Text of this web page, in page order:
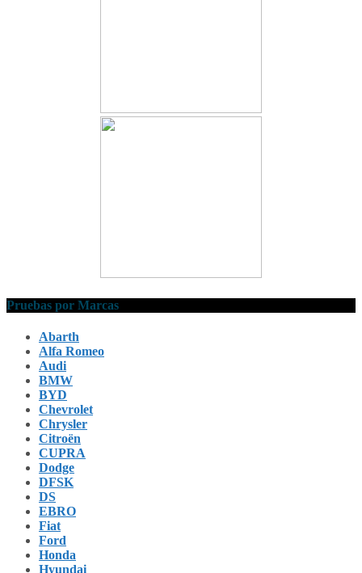
Pruebas por Marcas
Abarth
Alfa Romeo
Audi
BMW
BYD
Chevrolet
Chrysler
Citroën
CUPRA
Dodge
DFSK
DS
EBRO
Fiat
Ford
Honda
Hyundai